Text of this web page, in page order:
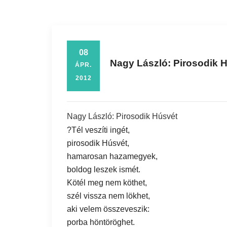
08
ÁPR.
2012
Nagy László: Pirosodik
Nagy László: Pirosodik Húsvét
?Tél veszíti ingét,
pirosodik Húsvét,
hamarosan hazamegyek,
boldog leszek ismét.
Kötél meg nem köthet,
szél vissza nem lökhet,
aki velem összeveszik:
porba höntöröghet.